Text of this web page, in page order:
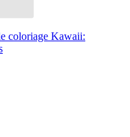
coloriage Kawaii: